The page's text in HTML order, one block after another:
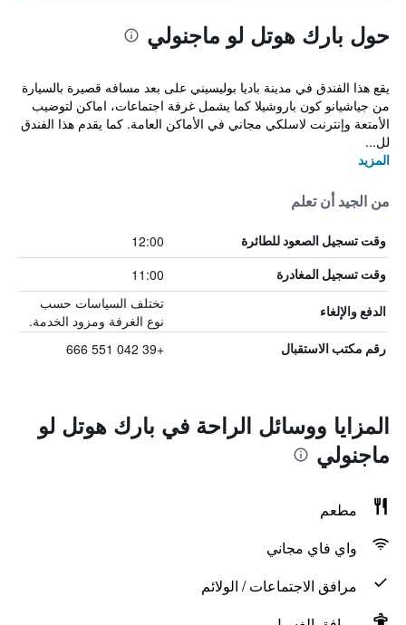
حول بارك هوتل لو ماجنولي
يقع هذا الفندق في مدينة باديا بوليسيني على بعد مسافه قصيرة بالسيارة
من جياشيانو كون باروشيلا كما يشمل غرفة اجتماعات، اماكن لتوضيب
الأمتعة وإنترنت لاسلكي مجاني في الأماكن العامة. كما يقدم هذا الفندق
لل...
المزيد
من الجيد أن تعلم
وقت تسجيل الصعود للطائرة 12:00
وقت تسجيل المغادرة 11:00
الدفع والإلغاء
تختلف السياسات حسب
نوع الغرفة ومزود الخدمة.
رقم مكتب الاستقبال +39 042 551 666
المزايا ووسائل الراحة في بارك هوتل لو
ماجنولي
مطعم
واي فاي مجاني
مرافق الاجتماعات / الولائم